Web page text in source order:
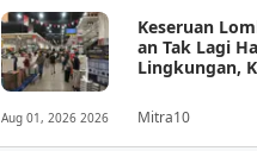
Aug 01, 2026 2026
Keseruan
an Tak Lagi
Lingkungan,
Berbelanja
Mitra10